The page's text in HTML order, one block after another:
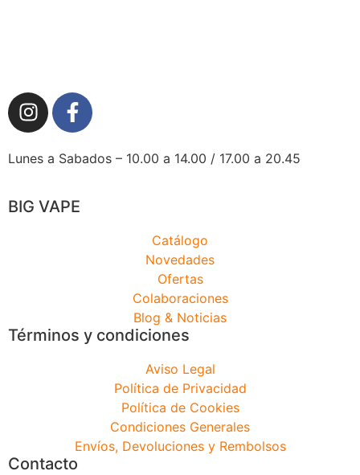
Lunes a Sabados – 10.00 a 14.00 / 17.00 a 20.45
BIG VAPE
Catálogo
Novedades
Ofertas
Colaboraciones
Blog & Noticias
Términos y condiciones
Aviso Legal
Política de Privacidad
Política de Cookies
Condiciones Generales
Envíos, Devoluciones y Rembolsos
Contacto